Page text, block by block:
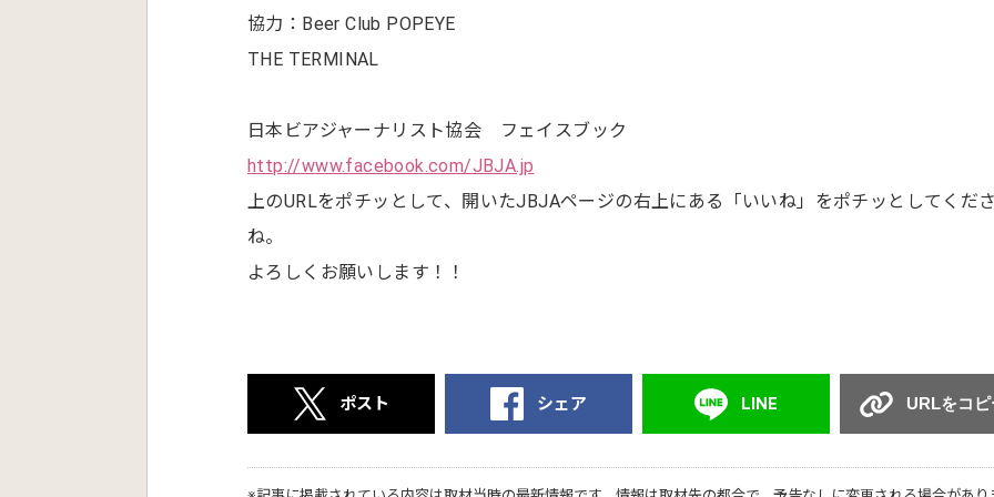
協力：Beer Club POPEYE
THE TERMINAL
日本ビアジャーナリスト協会 フェイスブック
http://www.facebook.com/JBJA.jp
上のURLをポチッとして、開いたJBJAページの右上にある「いいね」をポチッとしてくだ
ね。
よろしくお願いします！！
ポスト シェア LINE URLをコピ